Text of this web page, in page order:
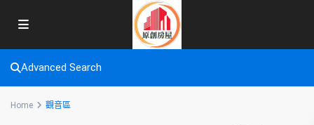
Advanced Search
Home 觀音區